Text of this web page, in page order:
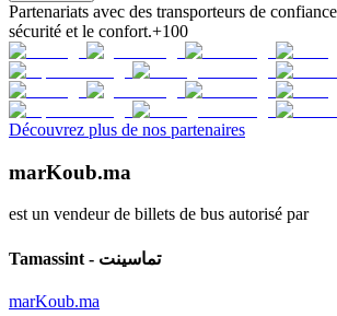
Partenariats avec des transporteurs de
sécurité et le confort.+100
Découvrez plus de nos partenaires
marKoub.ma
est un vendeur de billets de bus autorisé par
Tamassint - تماسينت
marKoub.ma